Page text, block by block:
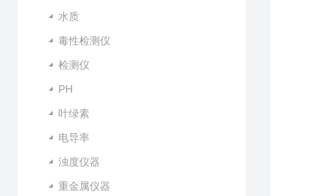
水质
毒性检测仪
检测仪
PH
叶绿素
电导率
浊度仪器
重金属仪器